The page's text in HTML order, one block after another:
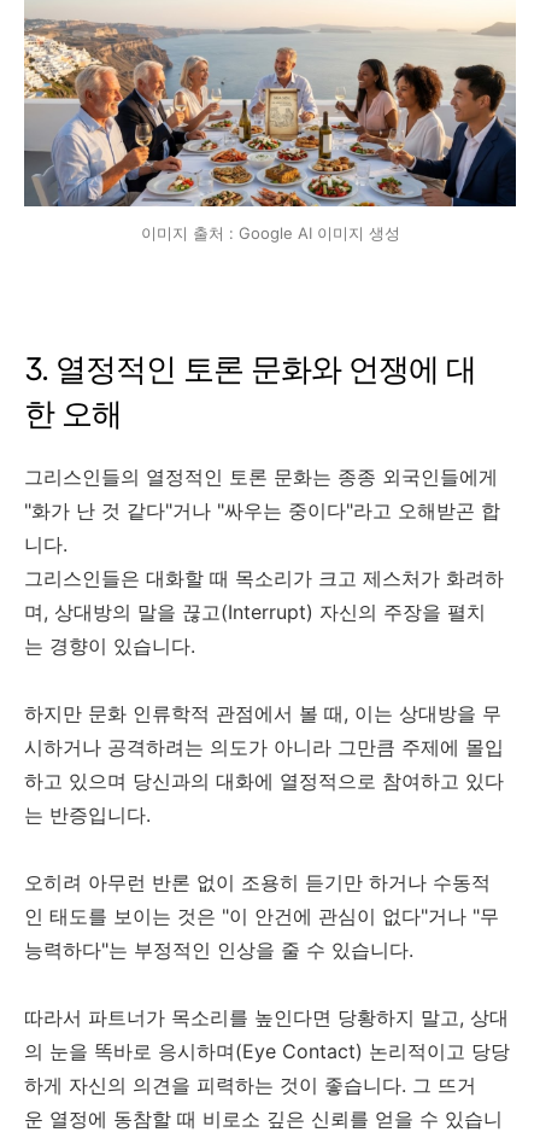
이미지 출처 : Google AI 이미지 생성
3. 열정적인 토론 문화와 언쟁에 대
한 오해
그리스인들의 열정적인 토론 문화는 종종 외국인들에게
"화가 난 것 같다"거나 "싸우는 중이다"라고 오해받곤 합
니다.
그리스인들은 대화할 때 목소리가 크고 제스처가 화려하
며, 상대방의 말을 끊고(Interrupt) 자신의 주장을 펼치
는 경향이 있습니다.
하지만 문화 인류학적 관점에서 볼 때, 이는 상대방을 무
시하거나 공격하려는 의도가 아니라 그만큼 주제에 몰입
하고 있으며 당신과의 대화에 열정적으로 참여하고 있다
는 반증입니다.
오히려 아무런 반론 없이 조용히 듣기만 하거나 수동적
인 태도를 보이는 것은 "이 안건에 관심이 없다"거나 "무
능력하다"는 부정적인 인상을 줄 수 있습니다.
따라서 파트너가 목소리를 높인다면 당황하지 말고, 상대
의 눈을 똑바로 응시하며(Eye Contact) 논리적이고 당당
하게 자신의 의견을 피력하는 것이 좋습니다. 그 뜨거
운 열정에 동참할 때 비로소 깊은 신뢰를 얻을 수 있습니